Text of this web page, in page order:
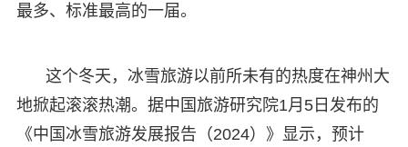
最多、标准最高的一届。
这个冬天，冰雪旅游以前所未有的热度在神州大
地掀起滚滚热潮。据中国旅游研究院1月5日发布的
《中国冰雪旅游发展报告（2024）》显示，预计